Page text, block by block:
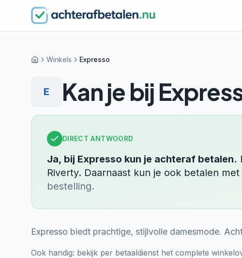
HomeWinkels Expresso
E Kan je bij
DIRECT ANTWOORD
Ja, bij Expresso kun je achteraf betalen.
Riverty. Daarnaast kun je ook betalen met
bestelling.
Expresso biedt prachtige, stijlvolle damesmode.
Ook handig: bekijk per betaaldienst het complete